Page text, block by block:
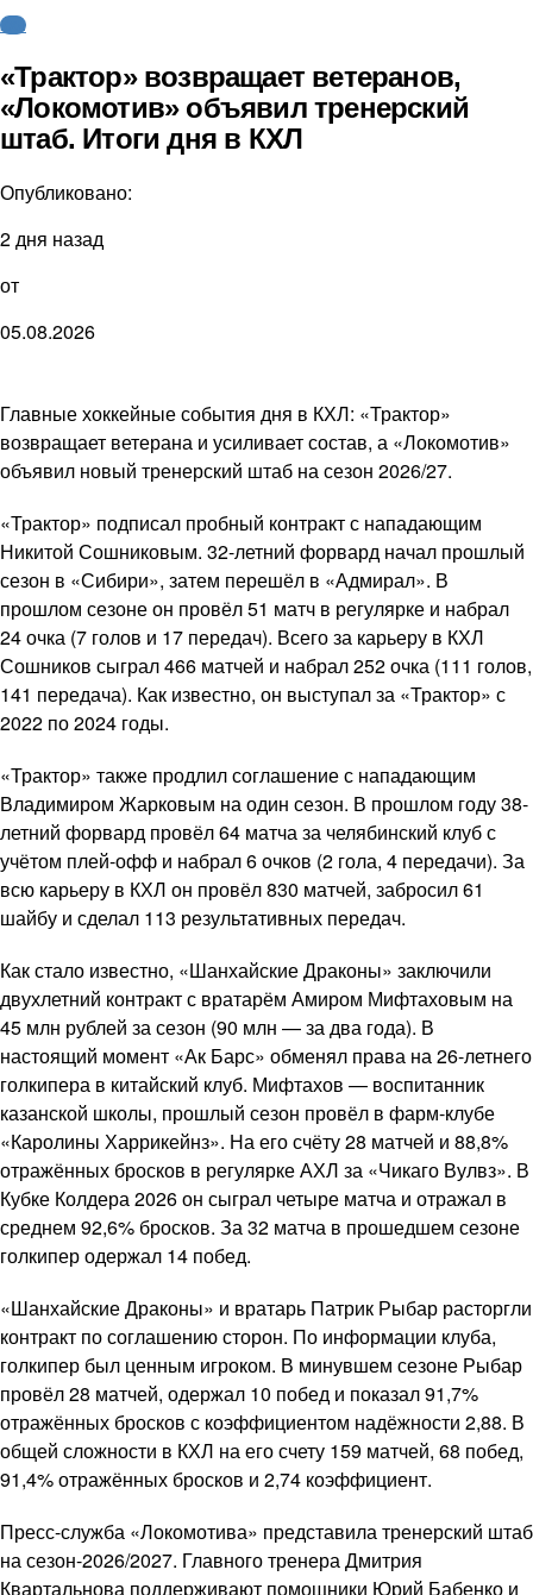
КХЛ
«Трактор» возвращает ветеранов,
«Локомотив» объявил тренерский
штаб. Итоги дня в КХЛ
Опубликовано:
2 дня назад
от
05.08.2026
Главные хоккейные события дня в КХЛ: «Трактор»
возвращает ветерана и усиливает состав, а «Локомотив»
объявил новый тренерский штаб на сезон 2026/27.
«Трактор» подписал пробный контракт с нападающим
Никитой Сошниковым. 32-летний форвард начал прошлый
сезон в «Сибири», затем перешёл в «Адмирал». В
прошлом сезоне он провёл 51 матч в регулярке и набрал
24 очка (7 голов и 17 передач). Всего за карьеру в КХЛ
Сошников сыграл 466 матчей и набрал 252 очка (111 голов,
141 передача). Как известно, он выступал за «Трактор» с
2022 по 2024 годы.
«Трактор» также продлил соглашение с нападающим
Владимиром Жарковым на один сезон. В прошлом году 38-
летний форвард провёл 64 матча за челябинский клуб с
учётом плей-офф и набрал 6 очков (2 гола, 4 передачи). За
всю карьеру в КХЛ он провёл 830 матчей, забросил 61
шайбу и сделал 113 результативных передач.
Как стало известно, «Шанхайские Драконы» заключили
двухлетний контракт с вратарём Амиром Мифтаховым на
45 млн рублей за сезон (90 млн — за два года). В
настоящий момент «Ак Барс» обменял права на 26-летнего
голкипера в китайский клуб. Мифтахов — воспитанник
казанской школы, прошлый сезон провёл в фарм-клубе
«Каролины Харрикейнз». На его счёту 28 матчей и 88,8%
отражённых бросков в регулярке АХЛ за «Чикаго Вулвз». В
Кубке Колдера 2026 он сыграл четыре матча и отражал в
среднем 92,6% бросков. За 32 матча в прошедшем сезоне
голкипер одержал 14 побед.
«Шанхайские Драконы» и вратарь Патрик Рыбар расторгли
контракт по соглашению сторон. По информации клуба,
голкипер был ценным игроком. В минувшем сезоне Рыбар
провёл 28 матчей, одержал 10 побед и показал 91,7%
отражённых бросков с коэффициентом надёжности 2,88. В
общей сложности в КХЛ на его счету 159 матчей, 68 побед,
91,4% отражённых бросков и 2,74 коэффициент.
Пресс-служба «Локомотива» представила тренерский штаб
на сезон-2026/2027. Главного тренера Дмитрия
Квартальнова поддерживают помощники Юрий Бабенко и